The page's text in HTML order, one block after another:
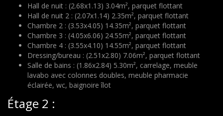
Hall de nuit : (2.68x1.13) 3.04m², parquet flottant
Hall de nuit 2 : (2.07x1.14) 2.35m², parquet flottant
Chambre 2 : (3.53x4.05) 14.35m², parquet flottant
Chambre 3 : (4.05x6.06) 24.55m², parquet flottant
Chambre 4 : (3.55x4.10) 14.55m², parquet flottant
Dressing/bureau : (2.51x2.80) 7.06m², parquet flottant
Salle de bains : (1.86x2.84) 5.30m², carrelage, meuble
lavabo avec colonnes doubles, meuble pharmacie
éclairée, wc, baignoire îlot
Étage 2 :